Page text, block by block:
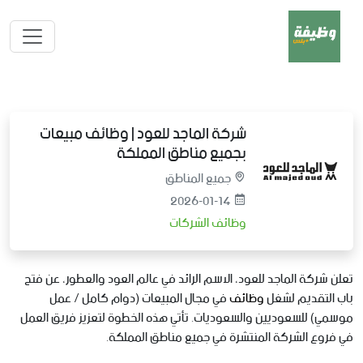
شركة الماجد للعود | وظائف مبيعات
بجميع مناطق المملكة
جميع المناطق
2026-01-14
وظائف الشركات
تعلن شركة الماجد للعود، الاسم الرائد في عالم العود والعطور، عن فتح
باب التقديم لشغلوظائففي مجال المبيعات (دوام كامل / عمل
موسمي) للسعوديين والسعوديات. تأتي هذه الخطوة لتعزيز فريق العمل
في فروع الشركة المنتشرة في جميع مناطق المملكة.